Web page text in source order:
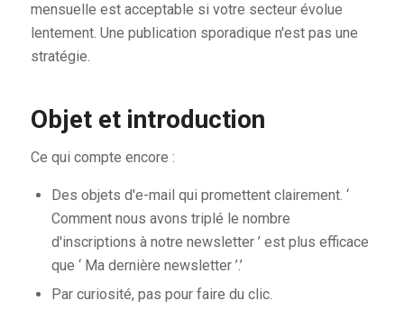
mensuelle est acceptable si votre secteur évolue
lentement. Une publication sporadique n'est pas une
stratégie.
Objet et introduction
Ce qui compte encore :
Des objets d'e-mail qui promettent clairement. ‘
Comment nous avons triplé le nombre
d'inscriptions à notre newsletter ’ est plus efficace
que ‘ Ma dernière newsletter ’.’
Par curiosité, pas pour faire du clic.